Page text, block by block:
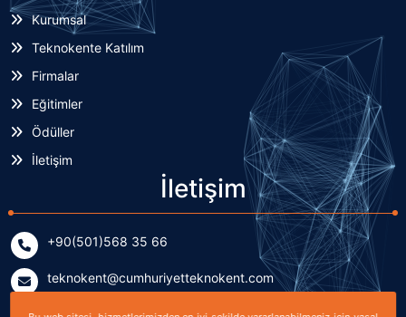
Kurumsal
Teknokente Katılım
Firmalar
Eğitimler
Ödüller
İletişim
İletişim
+90(501)568 35 66
teknokent@cumhuriyetteknokent.com
Yenişehir Mahallesi Kardeşler Caddesi No: 7/2 (B Blok)